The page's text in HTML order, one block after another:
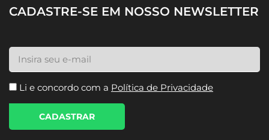
CADASTRE-SE EM NOSSO NEWSLETTER
Li e concordo com a Política de Privacidade
CADASTRAR